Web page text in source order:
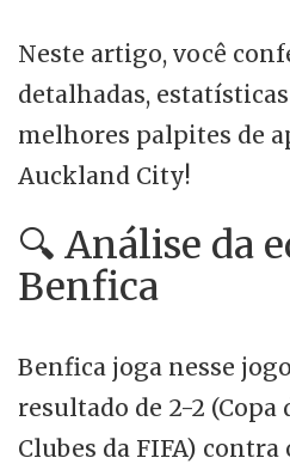
Neste artigo, você
detalhadas,
melhores palpites de
Auckland City!
🔍 Análise da
Benfica
Benfica joga nesse
resultado de 2-2 (Copa
Clubes da FIFA) contra